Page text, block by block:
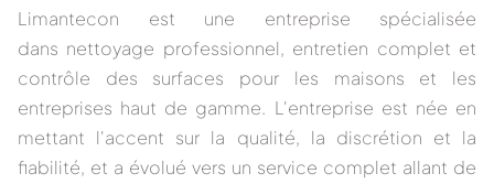
Limantecon est une entreprise spécialisée
dans nettoyage professionnel, entretien complet et
contrôle des surfaces pour les maisons et les
entreprises haut de gamme. L'entreprise est née en
mettant l'accent sur la qualité, la discrétion et la
fiabilité, et a évolué vers un service complet allant de